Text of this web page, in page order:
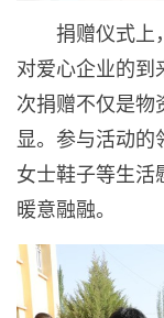
捐赠仪式上
对爱心企业的到
次捐赠不仅是物
显。参与活动的
女士鞋子等生活
暖意融融。